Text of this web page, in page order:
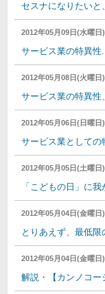
セスナになりたいと
2012年05月09日(水曜日)
サービス業の特異性
2012年05月08日(火曜日)
サービス業の特異性
2012年05月06日(日曜日)
サービス業としての
2012年05月05日(土曜日)
「こどもの日」に
2012年05月04日(金曜日)
とりあえず、最低限
2012年05月04日(金曜日)
解説・【カンノコー